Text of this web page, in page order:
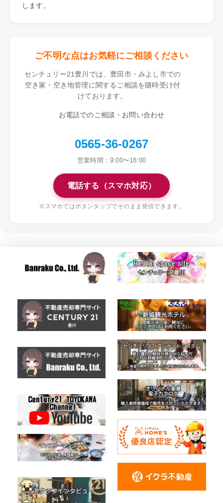
します。
ご不明な点はお気軽にご相談ください
センチュリー21豊川では、豊田市・みよし市での
空き家・空き地管理に関するご相談を随時受け付
けております。
お電話でのご相談・お問い合わせ
0565-36-0267
営業時間：9:00〜18:00
電話する（スマホ対応）
※スマホではボタンタップでそのまま発信できます。